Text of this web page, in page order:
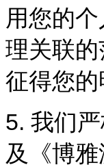
用您的
理关联
征得您的
5. 我们
及《博